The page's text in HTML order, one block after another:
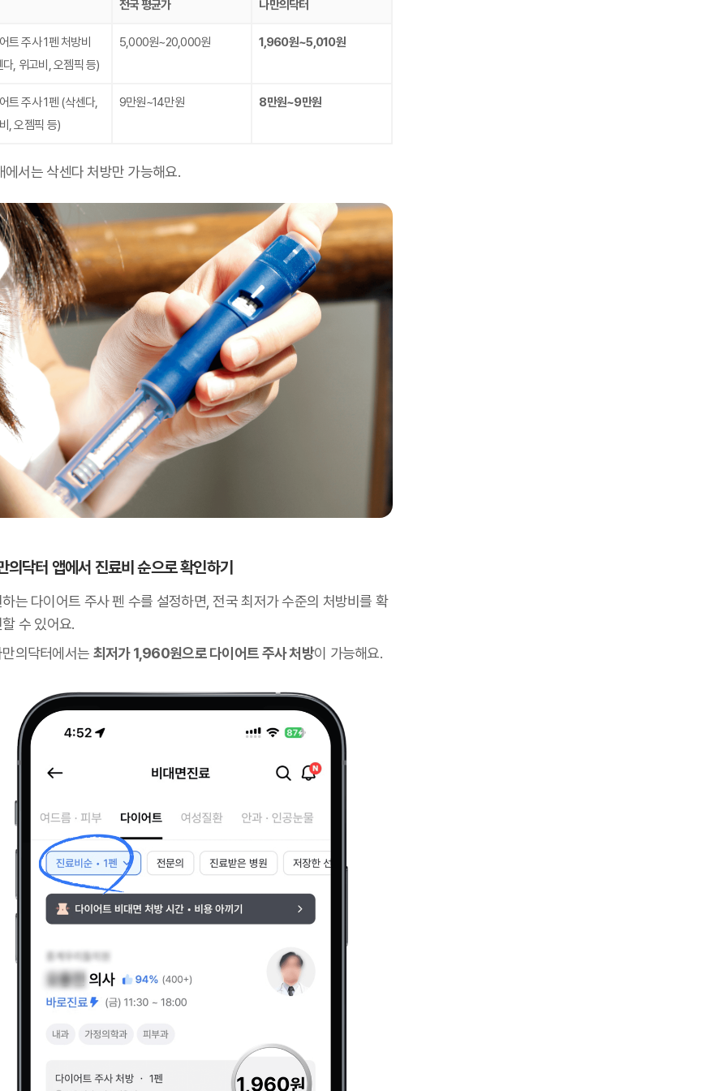
전국 평균가 나만의닥터
트 주사 1펜 처방비
, 위고비, 오젬픽 등)
5,000원~20,000원 1,960원~5,010원
트 주사 1펜 (삭센다,
, 오젬픽 등)
9만원~14만원 8만원~9만원
에서는 삭센다 처방만 가능해요.
의닥터 앱에서 진료비 순으로 확인하기
는 다이어트 주사 펜 수를 설정하면, 전국 최저가 수준의 처방비를 확
수 있어요.
의닥터에서는 최저가 1,960원으로 다이어트 주사 처방이 가능해요.